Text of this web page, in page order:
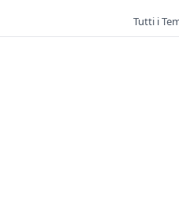
Tutti i